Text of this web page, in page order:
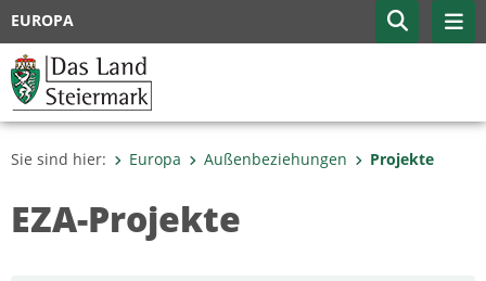
EUROPA
Sie sind hier: Europa Außenbeziehungen Projekte
EZA-Projekte